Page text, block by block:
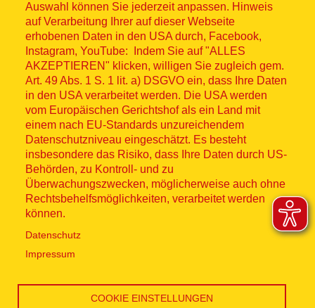
Auswahl können Sie jederzeit anpassen. Hinweis
auf Verarbeitung Ihrer auf dieser Webseite
erhobenen Daten in den USA durch, Facebook,
Instagram, YouTube: Indem Sie auf "ALLES
AKZEPTIEREN" klicken, willigen Sie zugleich gem.
Art. 49 Abs. 1 S. 1 lit. a) DSGVO ein, dass Ihre Daten
in den USA verarbeitet werden. Die USA werden
vom Europäischen Gerichtshof als ein Land mit
einem nach EU-Standards unzureichendem
Datenschutzniveau eingeschätzt. Es besteht
insbesondere das Risiko, dass Ihre Daten durch US-
Behörden, zu Kontroll- und zu
Überwachungszwecken, möglicherweise auch ohne
Rechtsbehelfsmöglichkeiten, verarbeitet werden
können.
Datenschutz
Impressum
COOKIE EINSTELLUNGEN
© ASB 2026
Fußzeilenmenü
Impressum
Datenschutz
Kontakt
Hinweisgebersystem
Lieferkette
Widerruf
Social Media